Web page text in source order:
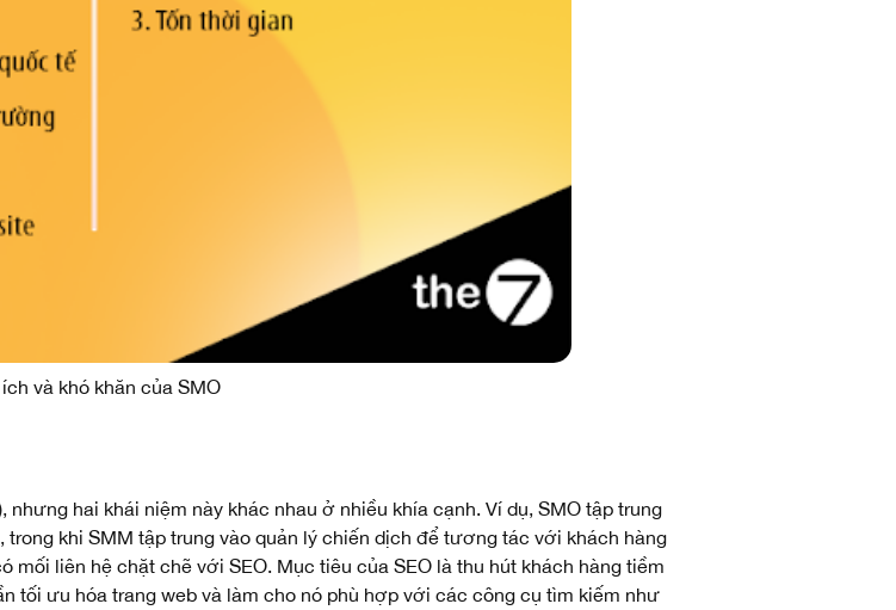
và khó khăn của SMO
hai khái niệm này khác nhau ở nhiều khía cạnh. Ví dụ, SMO tập trung
khi SMM tập trung vào quản lý chiến dịch để tương tác với khách hàng
mối liên hệ chặt chẽ với SEO. Mục tiêu của SEO là thu hút khách hàng tiềm
tối ưu hóa trang web và làm cho nó phù hợp với các công cụ tìm kiếm như